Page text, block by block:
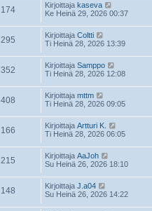
174 Kirjoittaja kaseva
Ke Heinä 29, 2026 00:37
295 Kirjoittaja Coltti
Ti Heinä 28, 2026 13:39
352 Kirjoittaja Samppo
Ti Heinä 28, 2026 12:08
408 Kirjoittaja mttm
Ti Heinä 28, 2026 09:05
166 Kirjoittaja Artturi K.
Ti Heinä 28, 2026 06:05
215 Kirjoittaja AaJoh
Su Heinä 26, 2026 18:10
148 Kirjoittaja J.a04
Su Heinä 26, 2026 14:22